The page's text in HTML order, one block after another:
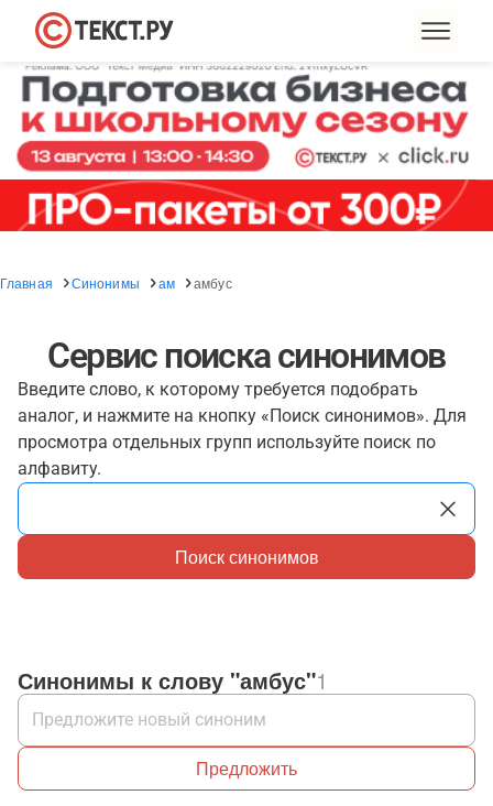
Главная Синонимы ам амбус
Сервис поиска синонимов
Введите слово, к которому требуется подобрать
аналог, и нажмите на кнопку «Поиск синонимов». Для
просмотра отдельных групп используйте поиск по
алфавиту.
Поиск синонимов
Синонимы к слову "амбус"1
Предложить